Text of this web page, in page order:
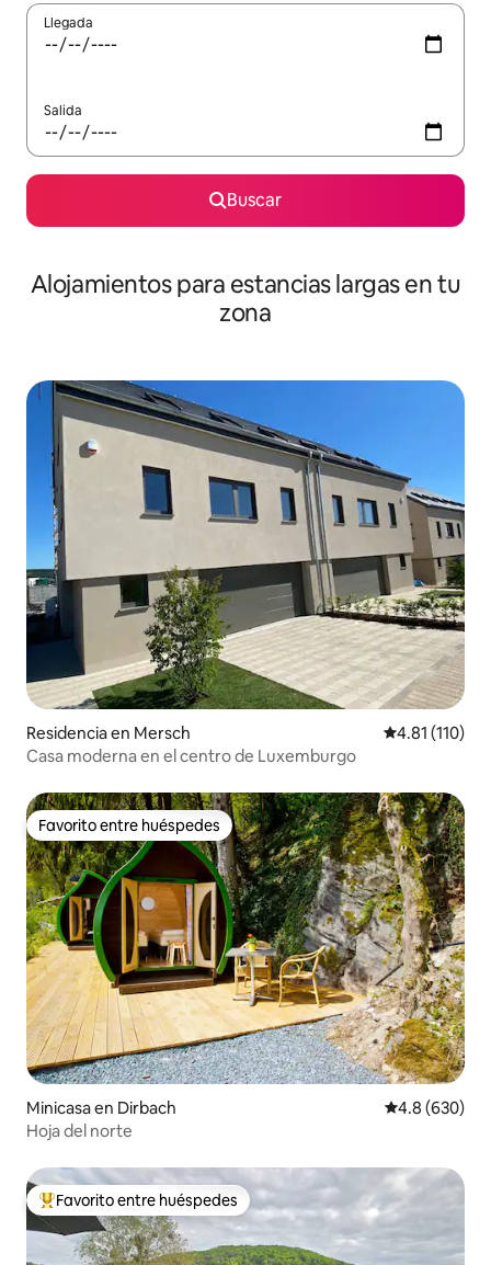
Llegada
Salida
Buscar
Alojamientos para estancias largas en tu
zona
Residencia en Mersch Calificación
4.81 (110)
Casa moderna en el centro de Luxemburgo
Favorito entre huéspedes
Favorito entre huéspedes
Minicasa en Dirbach Calificación
4.8 (630)
Hoja del norte
De los mejores en Favorito entre huéspedes
Favorito entre huéspedes